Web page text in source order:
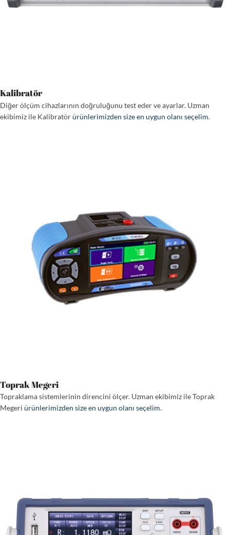
Kalibratör
Diğer ölçüm cihazlarının doğruluğunu test eder ve ayarlar. Uzman
ekibimiz ile Kalibratörürünlerimizden size en uygun olanı seçelim.
Toprak Megeri
Topraklama sistemlerinin direncini ölçer. Uzman ekibimiz ile Toprak
Megeri ürünlerimizden size en uygun olanı seçelim.